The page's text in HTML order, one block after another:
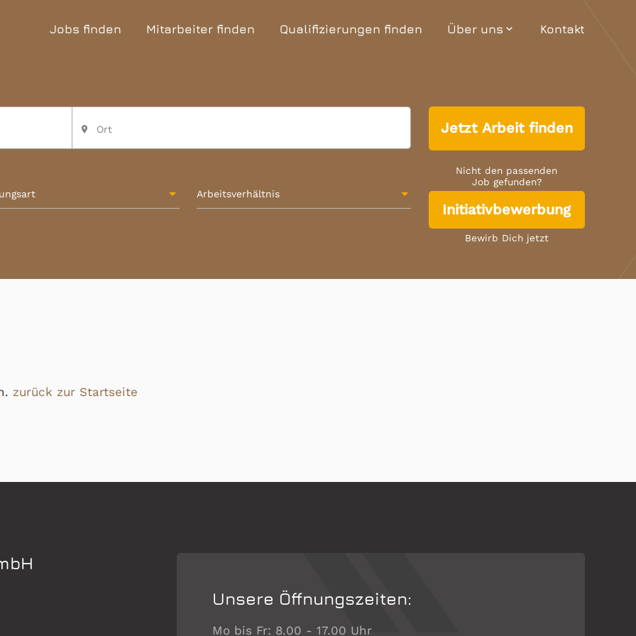
Jobs finden Mitarbeiter finden Qualifizierungen finden Über uns expand_more
Team
Termine
Kontakt
place Ort Jetzt Arbeit finden
Arbeitsverhältnis
Nicht den passenden
Job gefunden?
Initiativbewerbung
Bewirb Dich jetzt
zurück zur Startseite
Unsere Öffnungszeiten:
Mo bis Fr: 8.00 - 17.00 Uhr